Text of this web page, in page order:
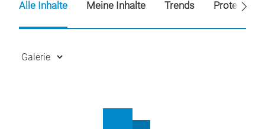
Alle Inhalte Meine Inhalte Trends